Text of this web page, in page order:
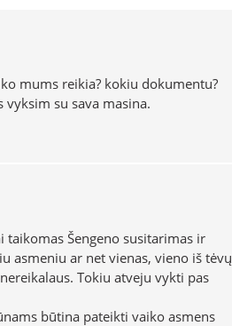
mums reikia? kokiu dokumentu?
su sava masina.
taikomas Šengeno susitarimas ir
asmeniu ar net vienas, vieno iš tėvų
Tokiu atveju vykti pas
būtina pateikti vaiko asmens